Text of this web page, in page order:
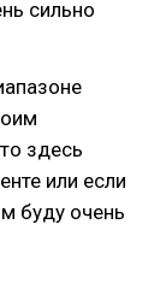
сильно
здесь
или если
буду очень